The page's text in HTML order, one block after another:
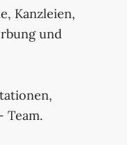
Kanzleien,
und
Team.